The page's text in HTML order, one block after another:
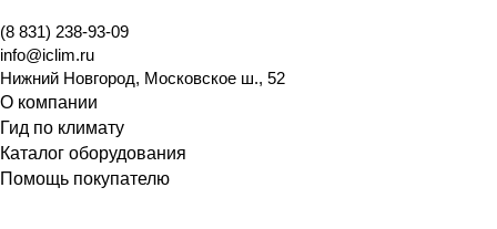
(8 831) 238-93-09
info@iclim.ru
Нижний Новгород, Московское ш., 52
О компании
Гид по климату
Каталог оборудования
Помощь покупателю